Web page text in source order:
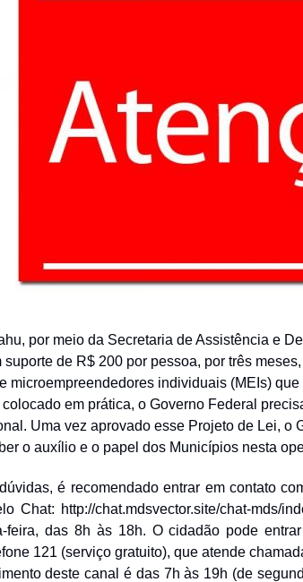
por meio da Secretaria de Assistência e
suporte de R$ 200 por pessoa, por três
microempreendedores individuais (MEIs)
em prática, o Governo Federal
Uma vez aprovado esse Projeto de Lei, o
o auxílio e o papel dos Municípios nesta
é recomendado entrar em contato
Chat: http://chat.mdsvector.site/chat-mds/
feira, das 8h às 18h. O cidadão pode
121 (serviço gratuito), que atende
deste canal é das 7h às 19h (de